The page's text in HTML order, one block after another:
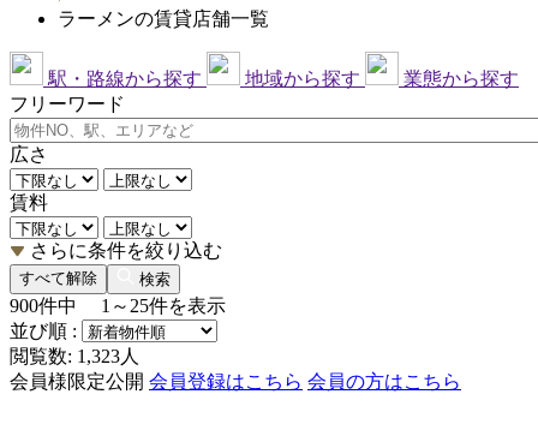
ラーメンの賃貸店舗一覧
駅・路線から探す 地域から探す
業態から探す
フリーワード
広さ
賃料
さらに条件を絞り込む
すべて解除 検索
900件中 1～25件を表示
並び順 :
閲覧数: 1,323人
会員様限定公開 会員登録はこちら 会員の方はこちら